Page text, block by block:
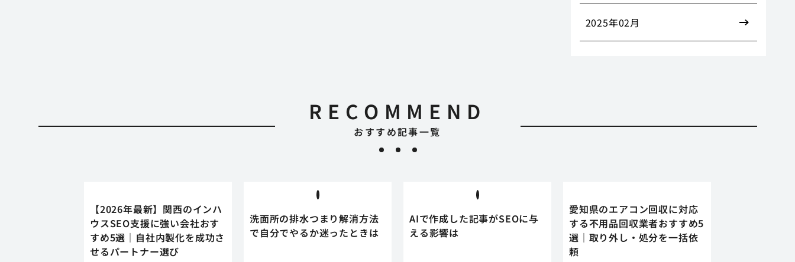
RECOMMEND
おすすめ記事一覧
【2026年最新】関西のインハ
ウスSEO支援に強い会社おす
すめ5選｜自社内製化を成功さ
せるパートナー選び
洗面所の排水つまり解消方法
で自分でやるか迷ったときは
AIで作成した記事がSEOに与
える影響は
愛知県のエアコン回収に対応
する不用品回収業者おすすめ5
選｜取り外し・処分を一括依
頼
2025年02月